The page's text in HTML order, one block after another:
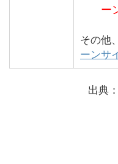
ー
その他
ーンサ
出典